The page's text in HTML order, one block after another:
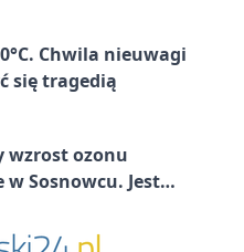
Chwila nieuwagi
się tragedią
wzrost ozonu
Sosnowcu. Jest